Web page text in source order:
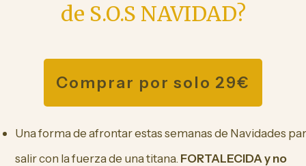
de S.O.S NAVIDAD?
Comprar por solo 29€
Una forma de afrontar estas semanas de Navidades
salir con la fuerza de una titana. FORTALECIDA y no